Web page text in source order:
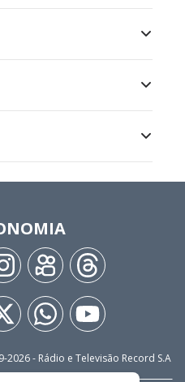
2026- Rádio e Televisão Record S.A